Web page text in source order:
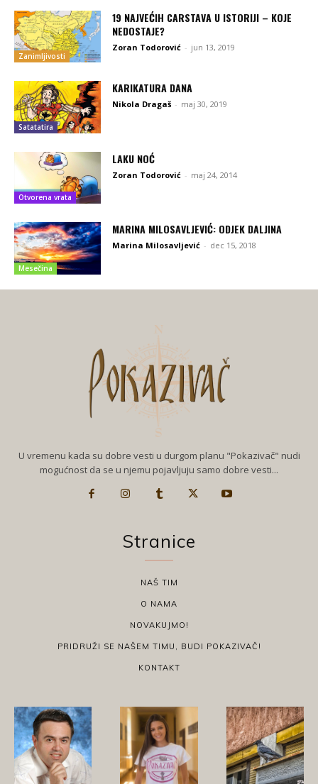
Zanimljivosti
19 NAJVEĆIH CARSTAVA U ISTORIJI – KOJE
NEDOSTAJE?
Zoran Todorović - jun 13, 2019
Satatatira
KARIKATURA DANA
Nikola Dragaš - maj 30, 2019
Otvorena vrata
LAKU NOĆ
Zoran Todorović - maj 24, 2014
Mesečina
MARINA MILOSAVLJEVIĆ: ODJEK DALJINA
Marina Milosavljević - dec 15, 2018
U vremenu kada su dobre vesti u durgom planu "Pokazivač" nudi
mogućnost da se u njemu pojavljuju samo dobre vesti...
Stranice
NAŠ TIM
O NAMA
NOVAKUJMO!
PRIDRUŽI SE NAŠEM TIMU, BUDI POKAZIVAČ!
KONTAKT